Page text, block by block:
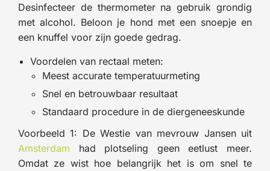
Desinfecteer de thermometer na gebruik grondig
met alcohol. Beloon je hond met een snoepje en
een knuffel voor zijn goede gedrag.
Voordelen van rectaal meten:
Meest accurate temperatuurmeting
Snel en betrouwbaar resultaat
Standaard procedure in de diergeneeskunde
Voorbeeld 1: De Westie van mevrouw Jansen uit
Amsterdam had plotseling geen eetlust meer.
Omdat ze wist hoe belangrijk het is om snel te